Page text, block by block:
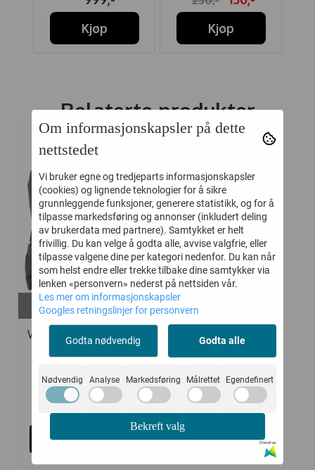
Kjøp
Kjøp
Relaterte produkter
På lager i
6-8 år
WHEAT VOTTER TECH
430,- 236,-
Kjøp
Om informasjonskapsler på dette
nettstedet
Vi bruker egne og tredjeparts informasjonskapsler
(cookies) og lignende teknologier for å sikre
grunnleggende funksjoner, generere statistikk, og for å
tilpasse markedsføring og annonser (inkludert deling
av brukerdata med partnere). Samtykket er helt
frivillig. Du kan velge å godta alle, avvise valgfrie, eller
tilpasse valgene dine per kategori nedenfor. Du kan når
som helst endre eller trekke tilbake dine samtykker via
lenken «personvern» nederst på nettsiden vår.
Les mer om informasjonskapsler
Googles retningslinjer for personvern
Godta nødvendig Godta alle
Nødvendig Analyse Markedsføring Målrettet Egendefinert
Bekreft valg
Drevet av